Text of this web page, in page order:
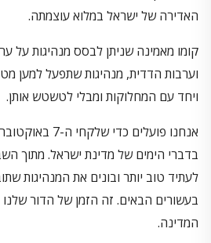
האדירה של ישראל במלוא עוצמתה.
קומו מאמינה שניתן לבסס מנהיגות על
וערבות הדדית, מנהיגות שתפעל למען
ויחד עם המחלוקות ומבלי לטשטש אותן.
אנחנו פועלים כדי
בדברי הימים של מדינת ישראל. מתוך
לעתיד טוב יותר ובונים את המנהיגות
בעשורים הבאים. זה הזמן של הדור
המדינה.